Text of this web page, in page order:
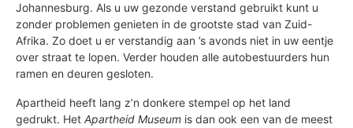
Johannesburg. Als u uw gezonde verstand gebruikt kunt u
zonder problemen genieten in de grootste stad van Zuid-
Afrika. Zo doet u er verstandig aan ’s avonds niet in uw eentje
over straat te lopen. Verder houden alle autobestuurders hun
ramen en deuren gesloten.
Apartheid heeft lang z’n donkere stempel op het land
gedrukt. Het Apartheid Museum is dan ook een van de meest